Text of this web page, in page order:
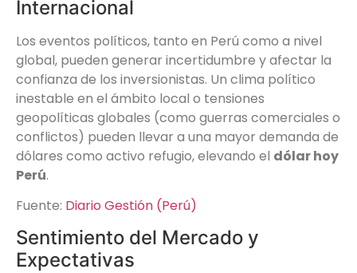
Internacional
Los eventos políticos, tanto en Perú como a nivel
global, pueden generar incertidumbre y afectar la
confianza de los inversionistas. Un clima político
inestable en el ámbito local o tensiones
geopolíticas globales (como guerras comerciales o
conflictos) pueden llevar a una mayor demanda de
dólares como activo refugio, elevando el dólar hoy
Perú.
Fuente: Diario Gestión (Perú)
Sentimiento del Mercado y
Expectativas